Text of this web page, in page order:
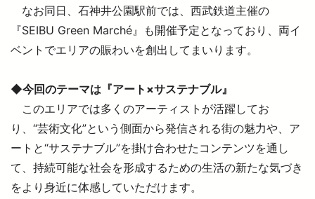
西武鉄道の公式アカウント一覧
個人情報保護方針
サイトのご利用にあたって
なお同日、石神井公園駅前では、西武鉄道主催の
『SEIBU Green Marché』も開催予定となっており、両イ
ベントでエリアの賑わいを創出してまいります。
◆今回のテーマは『アート×サステナブル』
このエリアでは多くのアーティストが活躍してお
り、“芸術文化”という側面から発信される街の魅力や、ア
ートと“サステナブル”を掛け合わせたコンテンツを通し
て、持続可能な社会を形成するための生活の新たな気づき
をより身近に体感していただけます。